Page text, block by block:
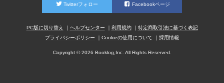
Twitterフォロー Facebookページ
PC版に切り替え ヘルプセンター 利用規約
特定商取引法に基づく表記
プライバシーポリシー
Cookieの使用について 採用情報
Copyright © 2026 Booklog,Inc. All Rights Reserved.